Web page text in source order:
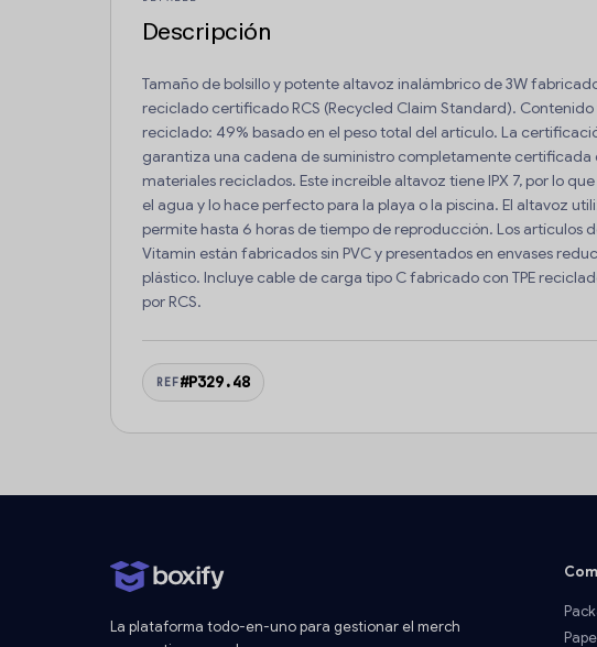
Descripción
Tamaño de bolsillo y potente altavoz inalámbrico de 3W
reciclado certificado RCS (Recycled Claim Standard).
reciclado: 49% basado en el peso total del artículo. La
garantiza una cadena de suministro completamente certificada
materiales reciclados. Este increíble altavoz tiene IPX 7, por lo
el agua y lo hace perfecto para la playa o la piscina. El altavoz
permite hasta 6 horas de tiempo de reproducción. Los artículos
Vitamin están fabricados sin PVC y presentados en envases
plástico. Incluye cable de carga tipo C fabricado con TPE
por RCS.
REF#P329.48
La plataforma todo-en-uno para gestionar el merch